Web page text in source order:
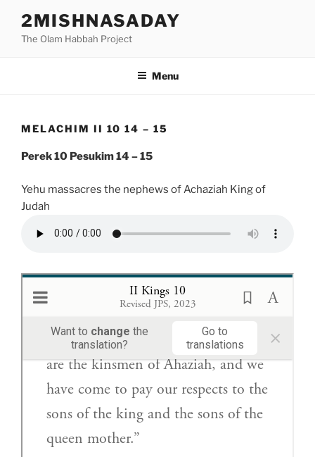
content
2MISHNASADAY
The Olam Habbah Project
Menu
MELACHIM II 10 14 – 15
Perek 10 Pesukim 14 – 15
Yehu massacres the nephews of Achaziah King of
Judah